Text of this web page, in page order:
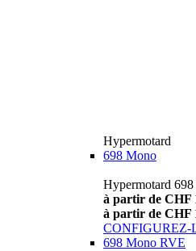
Hypermotard
698 Mono
Hypermotard
à partir de CHF
à partir de CHF
CONFIGUREZ-
698 Mono RVE